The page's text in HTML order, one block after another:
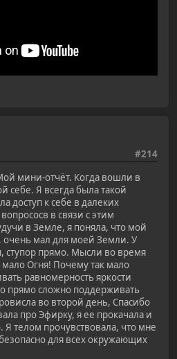
#214
мини-отчёт. Когда вошли в
себе. Я всегда была такой
доступ к себе в далеких
в связи с этим
в Земле, я поняла, что мой
очень мал для моей Земли. У
ступор прямо. Мысли во время
мало Огня! Почему так мало
равномерность яркости
прямо сложно поддерживать
во второй день, Спасибо
про Эфирку, я ее прокачала и
Я телом прочувствовала, что мне
для всех окружающих